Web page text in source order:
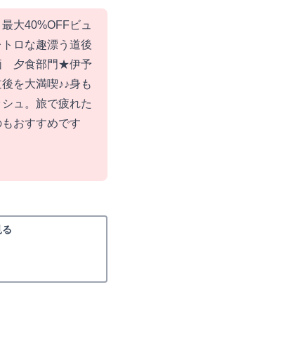
大40%OFFビュ
ロな趣漂う道後
夕食部門★伊予
を大満喫♪♪身も
ュ。旅で疲れた
おすすめです